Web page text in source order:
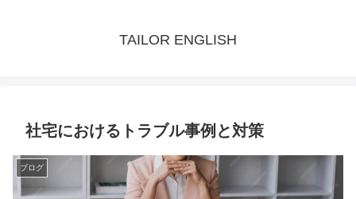
TAILOR ENGLISH
社宅におけるトラブル事例と対策
ブログ